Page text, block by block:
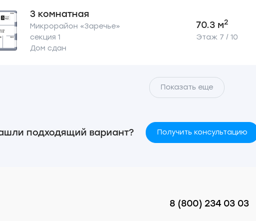
3 комнатная
Микрорайон «Заречье»
секция 1
Дом сдан
70.3 м2
Этаж 7 / 10
Показать еще
подходящий вариант? Получить консультацию
8 (800) 234 03 03